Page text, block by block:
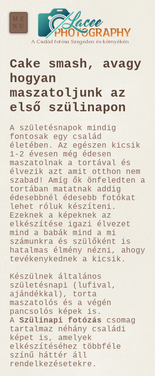
A Család fotósa Szegeden és környékén
ME
NU
Cake smash, avagy
hogyan
maszatoljunk az
első szülinapon
A születésnapok mindig
fontosak egy család
életében. Az egészen kicsik
1-2 évesen még édesen
maszatolnak a tortával és
élvezik azt amit otthon nem
szabad! Amíg ők önfeledten a
tortában matatnak addig
édesebbnél édesebb fotókat
lehet róluk készíteni.
Ezeknek a képeknek az
elkészítése igazi élvezet
mind a babák mind a mi
számunkra és szülőként is
hatalmas élmény nézni, ahogy
tevékenykednek a kicsik.
Készülnek általános
születésnapi (lufival,
ajándékkal), torta
maszatolós és a végén
pancsolós képek is.
A Szülinapi fotózás csomag
tartalmaz néhány családi
képet is, amelyek
elkészítéséhez többféle
színű háttér áll
rendelkezésetekre.